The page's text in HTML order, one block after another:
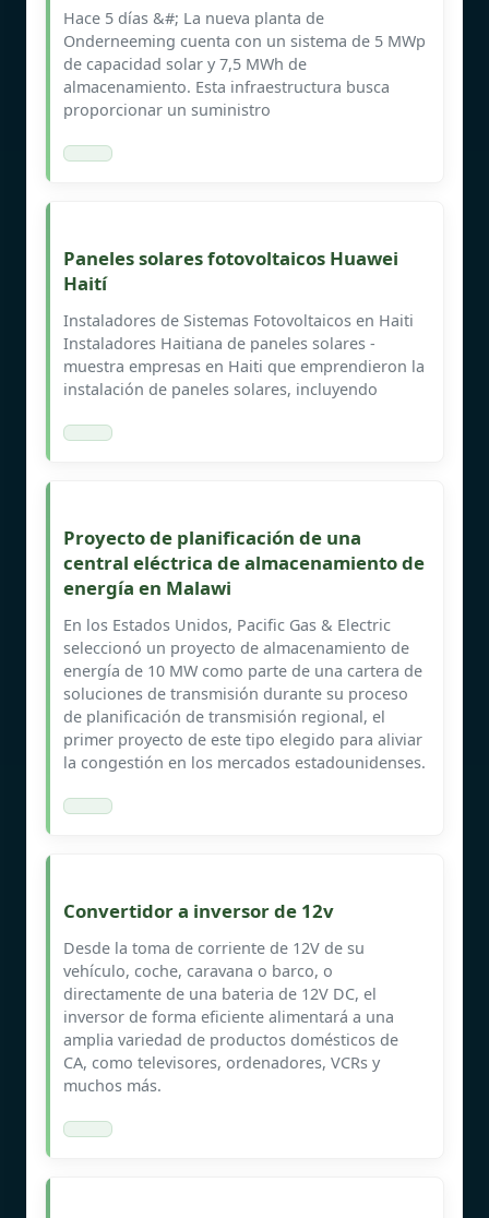
Hace 5 días &#; La nueva planta de
Onderneeming cuenta con un sistema de 5 MWp
de capacidad solar y 7,5 MWh de
almacenamiento. Esta infraestructura busca
proporcionar un suministro
Paneles solares fotovoltaicos Huawei
Haití
Instaladores de Sistemas Fotovoltaicos en Haiti
Instaladores Haitiana de paneles solares -
muestra empresas en Haiti que emprendieron la
instalación de paneles solares, incluyendo
Proyecto de planificación de una
central eléctrica de almacenamiento de
energía en Malawi
En los Estados Unidos, Pacific Gas & Electric
seleccionó un proyecto de almacenamiento de
energía de 10 MW como parte de una cartera de
soluciones de transmisión durante su proceso
de planificación de transmisión regional, el
primer proyecto de este tipo elegido para aliviar
la congestión en los mercados estadounidenses.
Convertidor a inversor de 12v
Desde la toma de corriente de 12V de su
vehículo, coche, caravana o barco, o
directamente de una bateria de 12V DC, el
inversor de forma eficiente alimentará a una
amplia variedad de productos domésticos de
CA, como televisores, ordenadores, VCRs y
muchos más.